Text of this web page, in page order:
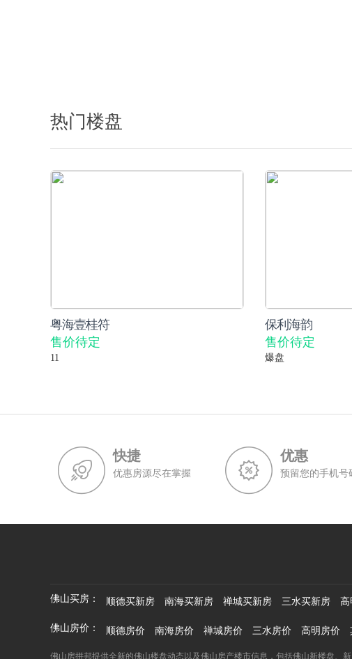
热门楼盘
粤海壹桂符
售价待定
11
保利海韵
售价待定
爆盘
快捷
优惠房源尽在掌握
优惠
预留您的手机号
佛山买房： 顺德买新房 南海买新房 禅城买新房 三水买新房 高
佛山房价： 顺德房价 南海房价 禅城房价 三水房价 高明房价
佛山房拼邦提供全新的佛山楼盘动态以及佛山房产楼市信息，包括佛山新楼盘、